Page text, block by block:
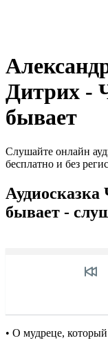
Дитрих -
бывает
Слушайте онлайн
бесплатно и без
Аудиосказка
бывает -
• О мудреце,